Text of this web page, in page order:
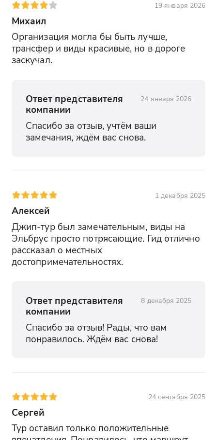
19 января 2026
Михаил
Организация могла бы быть лучше,
трансфер и виды красивые, но в дороге
заскучал.
Ответ представителя
компании
24 января 2026
Спасибо за отзыв, учтём ваши
замечания, ждём вас снова.
1 декабря 2025
Алексей
Джип-тур был замечательным, виды на
Эльбрус просто потрясающие. Гид отлично
рассказал о местных
достопримечательностях.
Ответ представителя
компании
8 декабря 2025
Спасибо за отзыв! Рады, что вам
понравилось. Ждём вас снова!
24 сентября 2025
Сергей
Тур оставил только положительные